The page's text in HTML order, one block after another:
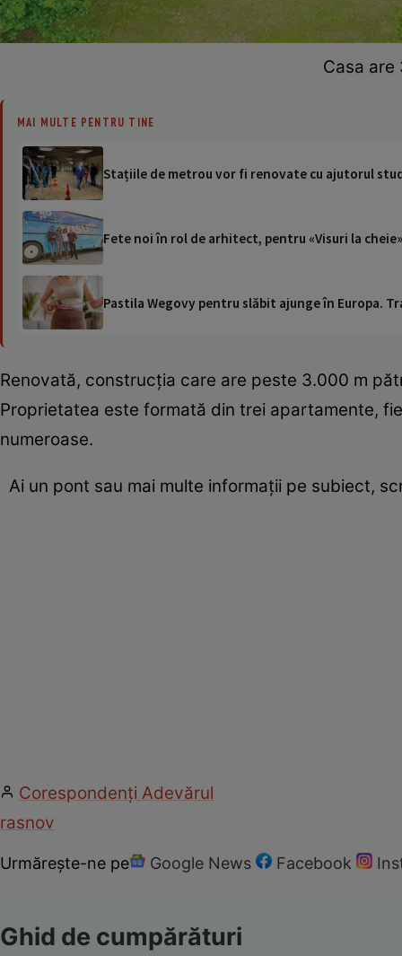
Casa
MAI MULTE PENTRU TINE
Stațiile de metrou vor fi renovate cu ajutorul
Fete noi în rol de arhitect, pentru «Visuri la cheie»
Pastila Wegovy pentru slăbit ajunge în Europa.
Renovată, construcția care are peste 3.000 m
Proprietatea este formată din trei apartamente,
numeroase.
Ai un pont sau mai multe informații pe subiect,
Corespondenți Adevărul
rasnov
Urmărește-ne pe Google News Facebook
Ghid de cumpărături